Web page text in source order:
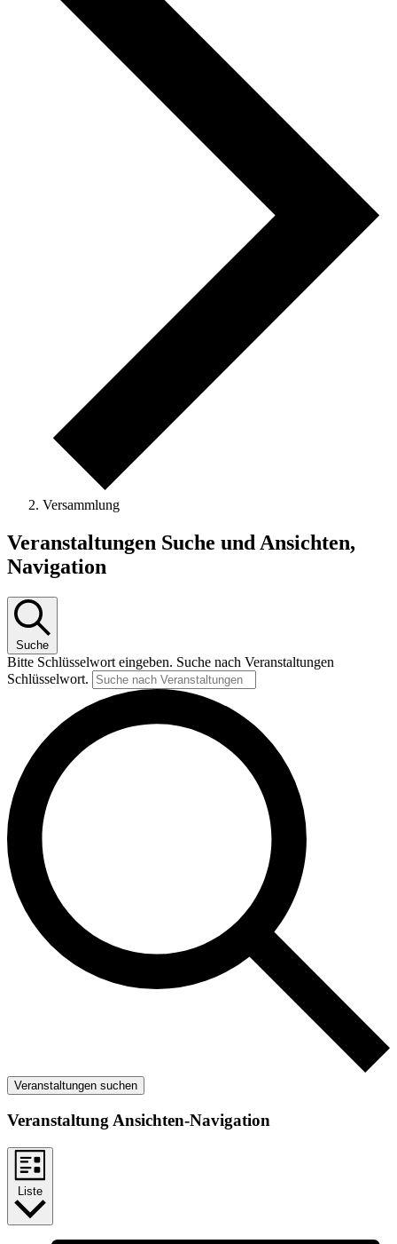
Versammlung
Veranstaltungen
Veranstaltungen Suche und Ansichten,
Navigation
Suche
Bitte Schlüsselwort eingeben. Suche nach Veranstaltungen
Schlüsselwort.
Veranstaltungen suchen
Veranstaltung Ansichten-Navigation
Liste